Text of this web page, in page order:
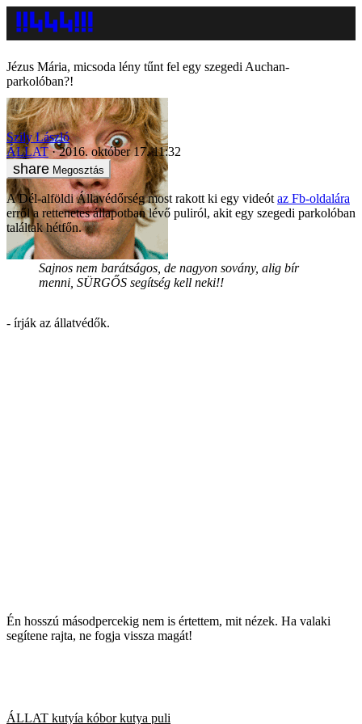
Jézus Mária, micsoda lény tűnt fel egy szegedi Auchan-
parkolóban?!
Szily László
ÁLLAT
2016. október 17. 11:32
Megosztás
A Dél-alföldi Állavédőrség most rakott ki egy videót az Fb-oldalára
erről a rettenetes állapotban lévő puliról, akit egy szegedi parkolóban
találtak hétfőn.
Sajnos nem barátságos, de nagyon sovány, alig bír
menni, SÜRGŐS segítség kell neki!!
- írják az állatvédők.
Én hosszú másodpercekig nem is értettem, mit nézek. Ha valaki
segítene rajta, ne fogja vissza magát!
ÁLLAT kutyía kóbor kutya puli